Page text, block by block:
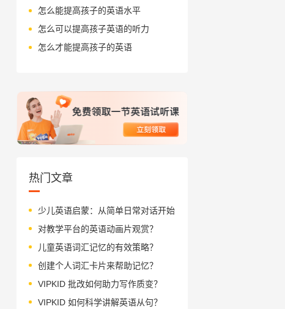
怎么能提高孩子的英语水平
怎么可以提高孩子英语的听力
怎么才能提高孩子的英语
热门文章
少儿英语启蒙：从简单日常对话开始
对教学平台的英语动画片观赏？
儿童英语词汇记忆的有效策略？
创建个人词汇卡片来帮助记忆？
VIPKID 批改如何助力写作质变？
VIPKID 如何科学讲解英语从句？